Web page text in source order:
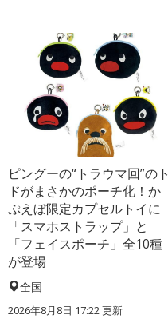
ピングーの“トラウマ回”のト
ドがまさかのポーチ化！か
ぷえぼ限定カプセルトイに
「スマホストラップ」と
「フェイスポーチ」全10種
が登場
全国
2026年8月8日 17:22更新